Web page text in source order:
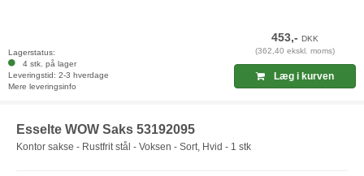
Lagerstatus:
4 stk. på lager
Leveringstid: 2-3 hverdage
Mere leveringsinfo
453,-DKK
(362,40 ekskl. moms)
Læg i kurven
Esselte WOW Saks 53192095
Kontor sakse - Rustfrit stål - Voksen - Sort, Hvid - 1 stk